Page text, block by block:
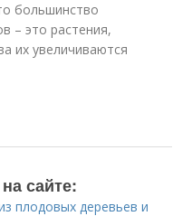
большинство
– это растения,
их увеличиваются
сайте:
плодовых деревьев и